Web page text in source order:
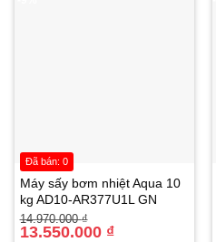
Máy sấy bơm nhiệt Aqua 10
kg AD10-AR377U1L GN
14.970.000₫
Giá
gốc
13.550.000 ₫
Giá
hiện
Đã bán: 0